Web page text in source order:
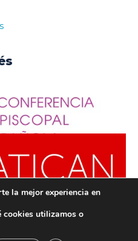
la mejor experiencia en
cookies utilizamos o